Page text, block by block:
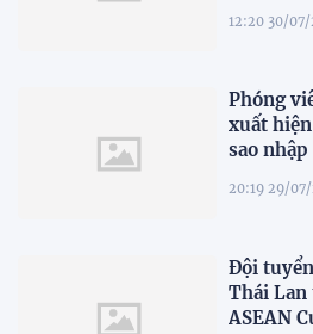
12:20 30/
Phóng
xuất
sao
20:19 29/
Đội
Thái Lan
ASEAN